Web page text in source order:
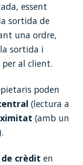
essent
sortida de
una ordre,
sortida i
al client.
poden
(lectura a
(amb un
crèdit en